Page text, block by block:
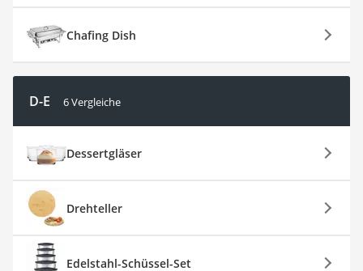
Chafing Dish
D-E 6 Vergleiche
Dessertgläser
Drehteller
Edelstahl-Schüssel-Set